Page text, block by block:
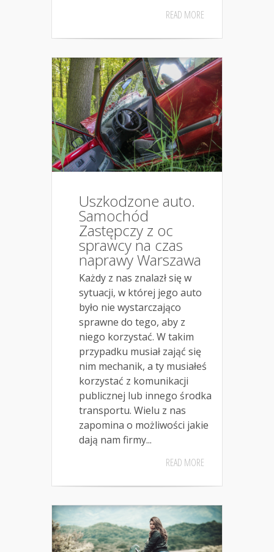
READ MORE
Uszkodzone auto.
Samochód
Zastępczy z oc
sprawcy na czas
naprawy Warszawa
Każdy z nas znalazł się w
sytuacji, w której jego auto
było nie wystarczająco
sprawne do tego, aby z
niego korzystać. W takim
przypadku musiał zająć się
nim mechanik, a ty musiałeś
korzystać z komunikacji
publicznej lub innego środka
transportu. Wielu z nas
zapomina o możliwości jakie
dają nam firmy...
READ MORE